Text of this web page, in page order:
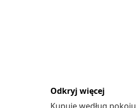
Odkryj więcej